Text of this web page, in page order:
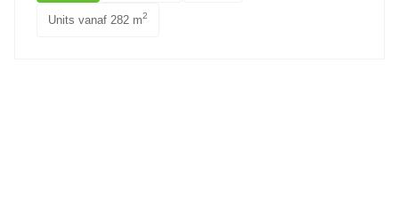
Units vanaf 282 m2